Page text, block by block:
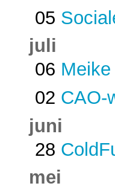
05
juli
06
02 CAO-
juni
28
mei